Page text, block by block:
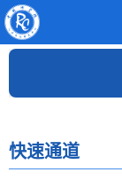
快速通道